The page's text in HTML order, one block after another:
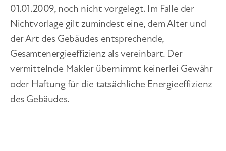
01.01.2009, noch nicht vorgelegt. Im Falle der
Nichtvorlage gilt zumindest eine, dem Alter und
der Art des Gebäudes entsprechende,
Gesamtenergieeffizienz als vereinbart. Der
vermittelnde Makler übernimmt keinerlei Gewähr
oder Haftung für die tatsächliche Energieeffizienz
des Gebäudes.